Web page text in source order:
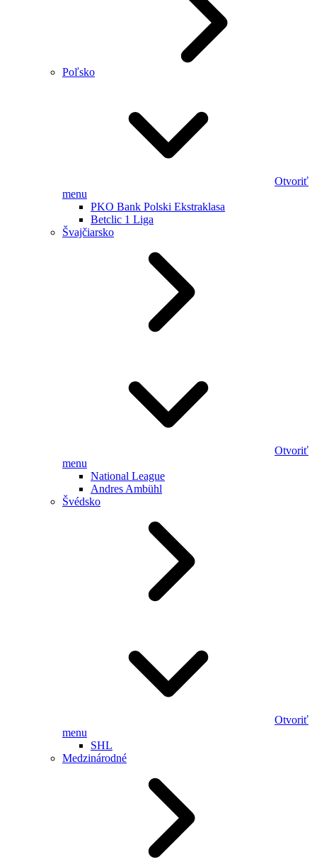
Poľsko
Otvoriť
menu
PKO Bank Polski Ekstraklasa
Betclic 1 Liga
Švajčiarsko
Otvoriť
menu
National League
Andres Ambühl
Švédsko
Otvoriť
menu
SHL
Medzinárodné